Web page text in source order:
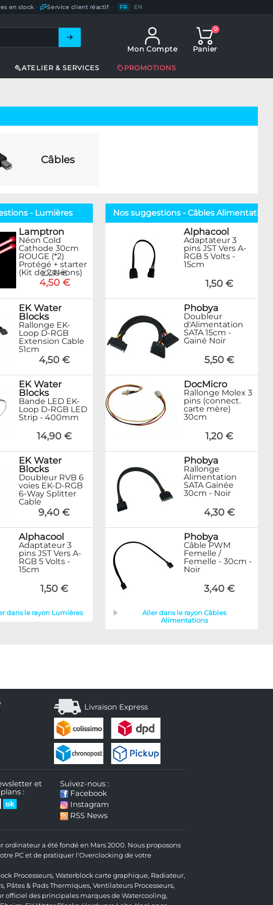
en stock Service client réactif— FR / EN
Mon Compte
0
Panier
ATELIER & SERVICES PROMOTIONS
Câbles
- Lumières
Lamptron
Néon Cold
Cathode 30cm
ROUGE (*2)
Protégé + starter
(Kit de 2 Néons)
10,30 €
4,50 €
EK Water
Blocks
Rallonge EK-
Loop D-RGB
Extension Cable
51cm
4,50 €
EK Water
Blocks
Bande LED EK-
Loop D-RGB LED
Strip - 400mm
14,90 €
EK Water
Blocks
Doubleur RVB 6
voies EK-D-RGB
6-Way Splitter
Cable
9,40 €
Alphacool
Adaptateur 3
pins JST Vers A-
RGB 5 Volts -
15cm
1,50 €
dans le rayon Lumières
Nos suggestions - Câbles
Alphacool
Adaptateur 3
pins JST Vers A-
RGB 5 Volts -
15cm
1,50 €
Phobya
Doubleur
d'Alimentation
SATA 15cm -
Gainé Noir
5,50 €
DocMicro
Rallonge Molex 3
pins (connect.
carte mère)
30cm
1,20 €
Phobya
Rallonge
Alimentation
SATA Gainée
30cm - Noir
4,30 €
Phobya
Câble PWM
Femelle /
Femelle - 30cm -
Noir
3,40 €
Aller dans le rayon Câbles
Alimentations
Livraison Express
et
:
Suivez-nous :
Facebook
Instagram
RSS News
a été fondé en Mars 2000. Nous proposons
PC et de pratiquer l'Overclocking de votre
Processeurs, Waterblock carte graphique, Radiateur,
, Pâtes & Pads Thermiques, Ventilateurs Processeurs,
officiel des principales marques de Watercooling,